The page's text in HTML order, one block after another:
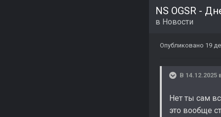
NS OGSR -
в Новости
Опубликовано 19
В 14.12.2025
Нет ты сам
это вообще